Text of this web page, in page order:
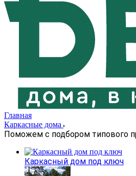
Главная
Каркасные дома
Поможем с подбором типового
Каркасный дом под ключ